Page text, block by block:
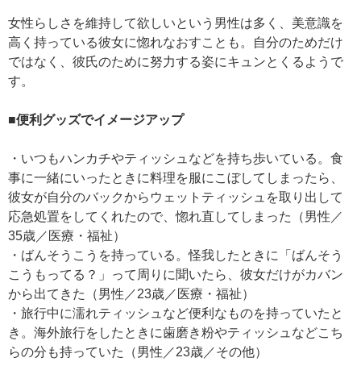
女性らしさを維持して欲しいという男性は多く、美意識を
高く持っている彼女に惚れなおすことも。自分のためだけ
ではなく、彼氏のために努力する姿にキュンとくるようで
す。
■便利グッズでイメージアップ
・いつもハンカチやティッシュなどを持ち歩いている。食
事に一緒にいったときに料理を服にこぼしてしまったら、
彼女が自分のバックからウェットティッシュを取り出して
応急処置をしてくれたので、惚れ直してしまった（男性／
35歳／医療・福祉）
・ばんそうこうを持っている。怪我したときに「ばんそう
こうもってる？」って周りに聞いたら、彼女だけがカバン
から出てきた（男性／23歳／医療・福祉）
・旅行中に濡れティッシュなど便利なものを持っていたと
き。海外旅行をしたときに歯磨き粉やティッシュなどこち
らの分も持っていた（男性／23歳／その他）